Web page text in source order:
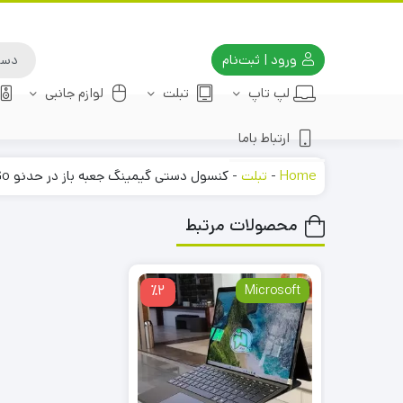
ورود | ثبت‌نام
لپ تاپ
تبلت لوازم جانبی
ارتباط باما
Home
- تبلت - کنسول دستی گیمینگ جعبه باز در حدنو Lenovo Legion Go
محصولات مرتبط
٪2 Microsoft